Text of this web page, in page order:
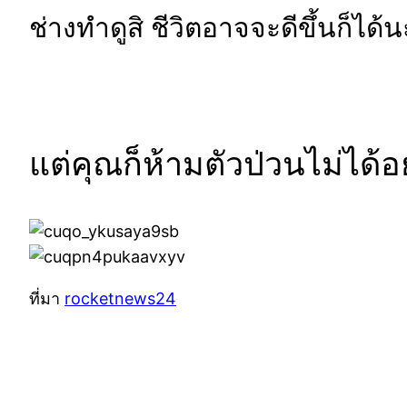
ช่างทำดูสิ ชีวิตอาจจะดีขึ้นก็ได้น
แต่คุณก็ห้ามตัวป่วนไม่ได้อ
ที่มา rocketnews24